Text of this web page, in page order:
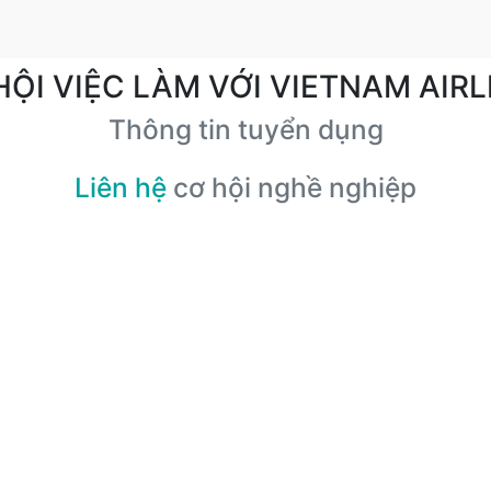
VIỆC LÀM VỚI VIETNAM
Thông tin tuyển dụng
Liên hệ cơ hội nghề nghiệp